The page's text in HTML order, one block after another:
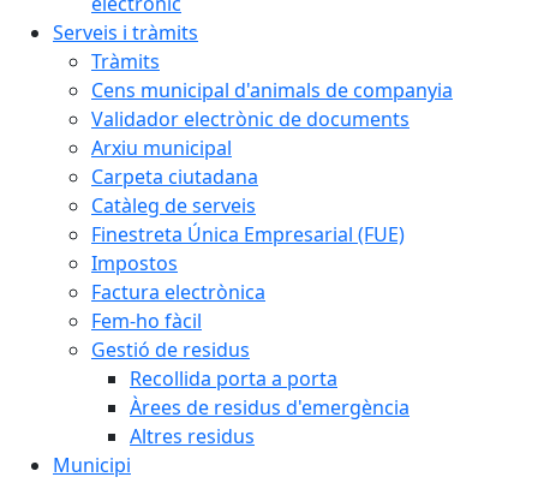
Serveis i tràmits
Tràmits
Cens municipal d'animals de companyia
Validador electrònic de documents
Arxiu municipal
Carpeta ciutadana
Catàleg de serveis
Finestreta Única Empresarial (FUE)
Impostos
Factura electrònica
Fem-ho fàcil
Gestió de residus
Recollida porta a porta
Àrees de residus d'emergència
Altres residus
Municipi